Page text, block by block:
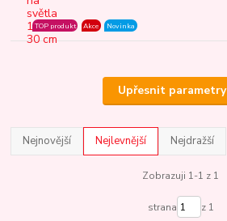
TOP produkt Akce Novinka
Upřesnit parametry
Nejnovější Nejlevnější Nejdražší
Zobrazuji 1-1 z 1
strana z 1